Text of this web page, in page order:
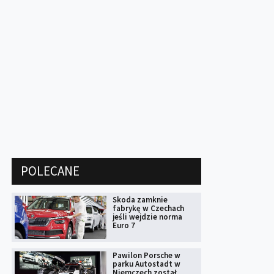
POLECANE
Skoda zamknie
fabrykę w Czechach
jeśli wejdzie norma
Euro 7
Pawilon Porsche w
parku Autostadt w